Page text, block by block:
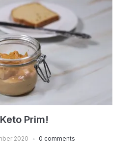
Keto Prim!
2020 0 comments